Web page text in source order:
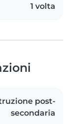
1 volta
post-
secondaria